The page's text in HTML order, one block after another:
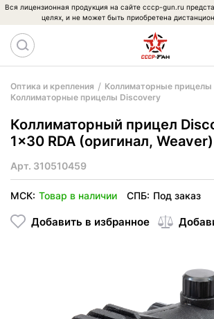
Вся лицензионная продукция на сайте cccp-gun.ru
целях, и не может быть приобретена
Оптика и крепления
Коллиматорные прицелы
Коллиматорные прицелы Discovery
Коллиматорный прицел
1x30 RDA (оригинал, Weaver)
Арт. 310510459
МСК: Товар в наличии СПБ: Под заказ
Добавить в избранное